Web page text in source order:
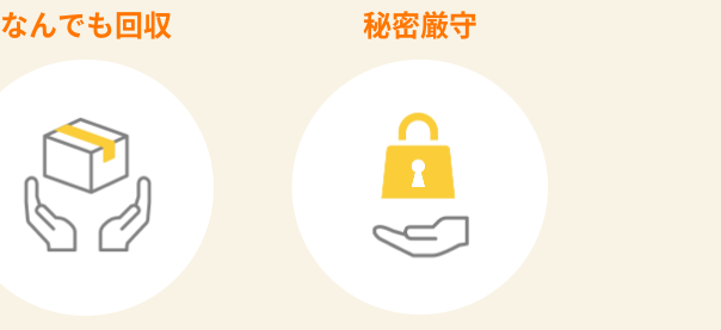
なんでも回収 秘密厳守